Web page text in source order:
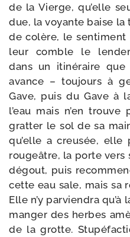
de la Vierge, qu’elle
due, la voyante baise
de colère, le sen­ti­ment
leur comble le
dans un iti­né­raire que
avance – tou­jours à
Gave, puis du Gave à
l’eau mais n’en
grat­ter le sol de sa
qu’elle a creu­sée,
rou­geâtre, la porte vers
dégout, puis
cette eau sale, mais sa
Elle n’y par­vien­dra
man­ger des herbes
de la grotte.